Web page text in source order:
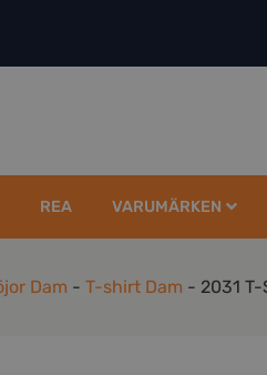
REA VARUMÄRKEN
Dam - T-shirt Dam - 2031 T-